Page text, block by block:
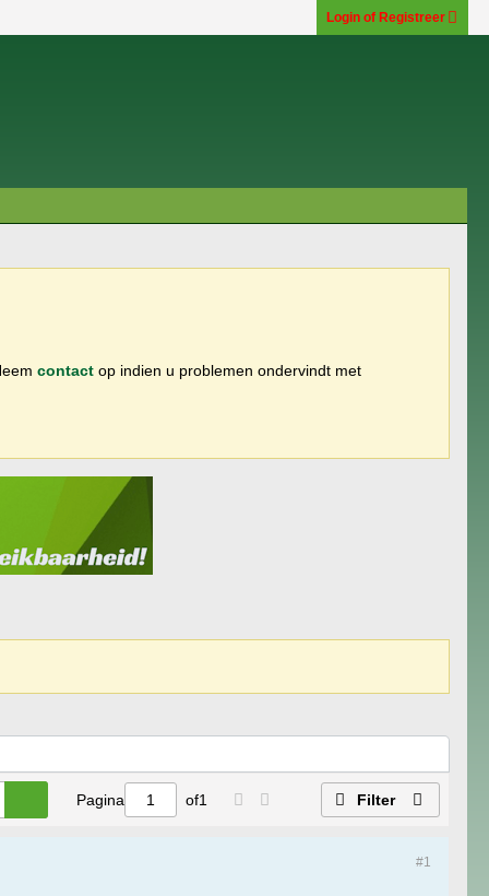
Login of Registreer
contact op indien u problemen ondervindt met
Pagina of1 Filter
#1